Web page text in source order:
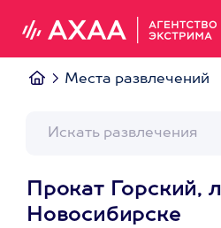
Места развлечений
Прокат Горский,
Новосибирске